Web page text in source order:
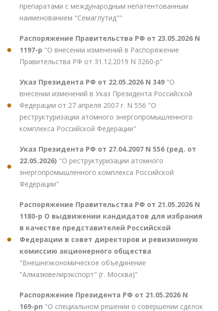
препаратами с международным непатентованным
наименованием "Семаглутид""
Распоряжение Правительства РФ от 23.05.2026 N
1197-р "О внесении изменений в Распоряжение
Правительства РФ от 31.12.2019 N 3260-р"
Указ Президента РФ от 22.05.2026 N 349 "О
внесении изменений в Указ Президента Российской
Федерации от 27 апреля 2007 г. N 556 "О
реструктуризации атомного энергопромышленного
комплекса Российской Федерации"
Указ Президента РФ от 27.04.2007 N 556 (ред. от
22.05.2026) "О реструктуризации атомного
энергопромышленного комплекса Российской
Федерации"
Распоряжение Правительства РФ от 21.05.2026 N
1180-р О выдвижении кандидатов для избрания
в качестве представителей Российской
Федерации в совет директоров и ревизионную
комиссию акционерного общества
"Внешнеэкономическое объединение
"Алмазювелирэкспорт" (г. Москва)"
Распоряжение Президента РФ от 21.05.2026 N
169-рп "О специальном решении о совершении сделок